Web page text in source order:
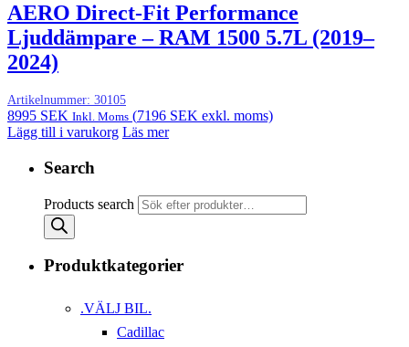
AERO Direct-Fit Performance
Ljuddämpare – RAM 1500 5.7L (2019–
2024)
Artikelnummer: 30105
8995 SEK Inkl. Moms (7196 SEK exkl. moms)
Lägg till i varukorg Läs mer
Search
Products search
Produktkategorier
.VÄLJ BIL.
Cadillac